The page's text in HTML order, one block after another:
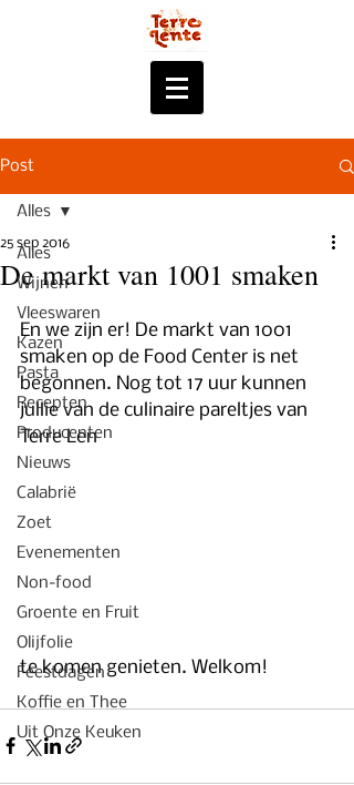
Post
Alles
Wijnen
Vleeswaren
Kazen
Pasta
Recepten
Producenten
Nieuws
Calabrië
Zoet
Evenementen
Non-food
Groente en Fruit
Olijfolie
Feestdagen
Koffie en Thee
Uit Onze Keuken
Alles
De markt van 1001 smaken
25 sep 2016
En we zijn er! De markt van 1001
smaken op de Food Center is net
begonnen. Nog tot 17 uur kunnen
jullie van de culinaire pareltjes van
Terre Len
te komen genieten. Welkom!